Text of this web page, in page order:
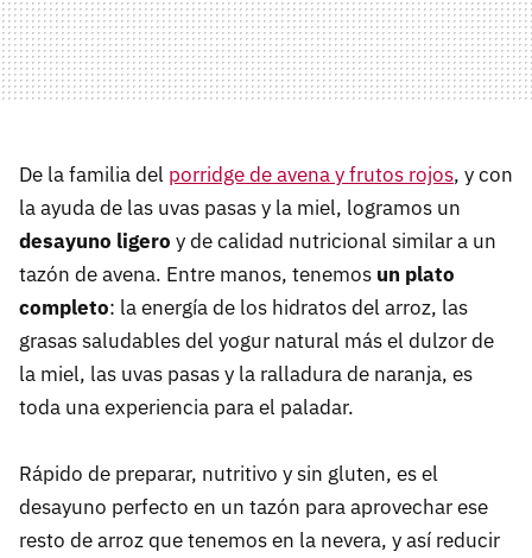
De la familia del porridge de avena y frutos rojos, y con
la ayuda de las uvas pasas y la miel, logramos un
desayuno ligero y de calidad nutricional similar a un
tazón de avena. Entre manos, tenemos un plato
completo: la energía de los hidratos del arroz, las
grasas saludables del yogur natural más el dulzor de
la miel, las uvas pasas y la ralladura de naranja, es
toda una experiencia para el paladar.
Rápido de preparar, nutritivo y sin gluten, es el
desayuno perfecto en un tazón para aprovechar ese
resto de arroz que tenemos en la nevera, y así reducir